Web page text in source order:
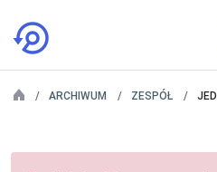
ARCHIWUM ZESPÓŁ